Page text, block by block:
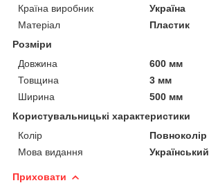
Країна виробник
Україна
Матеріал
Пластик
Розміри
Довжина
600 мм
Товщина
3 мм
Ширина
500 мм
Користувальницькі характеристики
Колір
Повноколір
Мова видання
Український
Приховати